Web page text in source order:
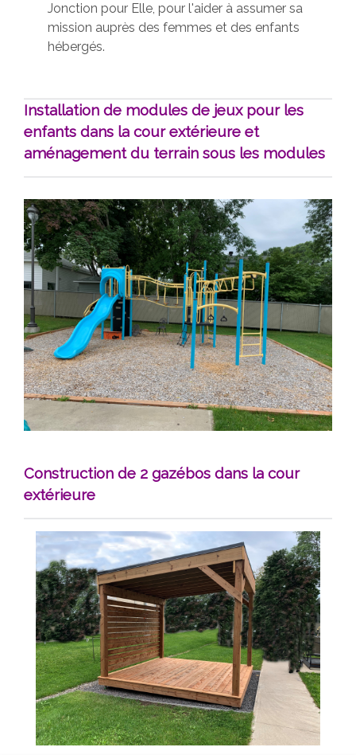
Jonction pour Elle, pour l'aider à assumer sa
mission auprès des femmes et des enfants
hébergés.
Installation de modules de jeux pour les
enfants dans la cour extérieure et
aménagement du terrain sous les modules
Construction de 2 gazébos dans la cour
extérieure